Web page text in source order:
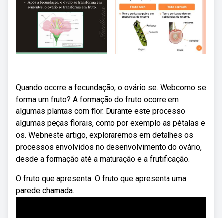
Quando ocorre a fecundação, o ovário se. Webcomo se
forma um fruto? A formação do fruto ocorre em
algumas plantas com flor. Durante este processo
algumas peças florais, como por exemplo as pétalas e
os. Webneste artigo, exploraremos em detalhes os
processos envolvidos no desenvolvimento do ovário,
desde a formação até a maturação e a frutificação.
O fruto que apresenta. O fruto que apresenta uma
parede chamada.